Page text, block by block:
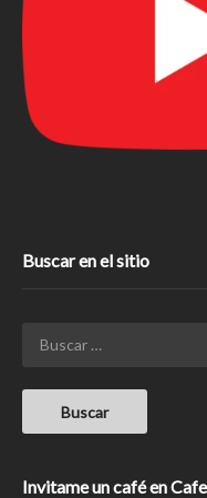
Buscar en el sitio
Invitame un café en